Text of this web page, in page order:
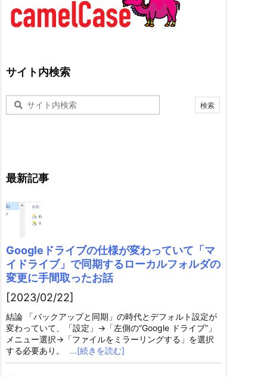
サイト内検索
最新記事
Googleドライブの仕様が変わっていて「マ
イドライブ」で同期するローカルフォルダの
変更に手間取ったお話
[2023/02/22]
結論 「バックアップと同期」の時代とデフォルト設定が
変わっていて、「設定」→「左側の”Google ドライブ”」
メニュー選択→「ファイルをミラーリングする」を選択
する必要あり。
…[続きを読む]